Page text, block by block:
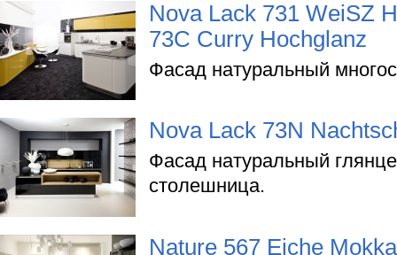
Nova Lack 731 WeiSZ
73C Curry Hochglanz
Фасад натуральный
Nova Lack 73N
Фасад натуральный
столешница.
Nature 567 Eiche